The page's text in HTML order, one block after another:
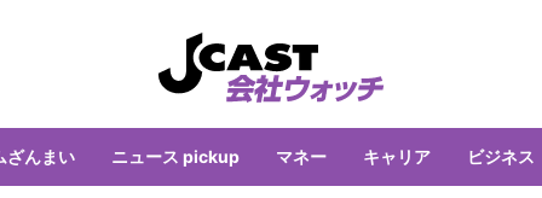
ざんまい ニュース pickup マネー キャリア ビジネス